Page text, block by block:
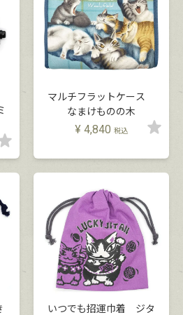
マルチフラットケース
なまけものの木
¥ 4,840 税込
いつでも招運巾着 ジタ